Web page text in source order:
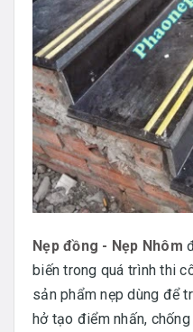
Nẹp đồng - Nẹp Nhôm
biến trong quá trình thi
sản phẩm nẹp dùng để
hở tạo điểm nhấn,